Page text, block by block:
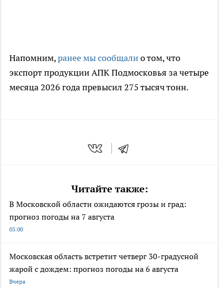
Напомним,ранее мы сообщалио том, что
экспорт продукции АПК Подмосковья за четыре
месяца 2026 года превысил 275 тысяч тонн.
Читайте также:
В Московской области ожидаются грозы и град:
прогноз погоды на 7 августа
03:00
Московская область встретит четверг 30-градусной
жарой с дождем: прогноз погоды на 6 августа
Вчера